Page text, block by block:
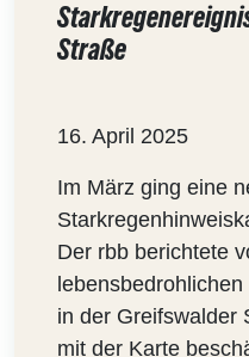
Straße
16. April 2025
Im März ging eine
Der rbb berichtete
in der Greifswalder
mit der Karte